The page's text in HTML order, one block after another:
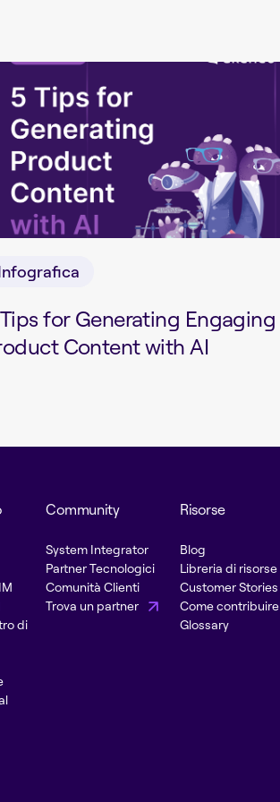
for Generating Engaging
Content with AI
di
Community
System Integrator
Partner Tecnologici
Comunità Clienti
Trova un partner
Risorse
Blog
Libreria di risorse
Customer Stories
Come contribuire
Glossary